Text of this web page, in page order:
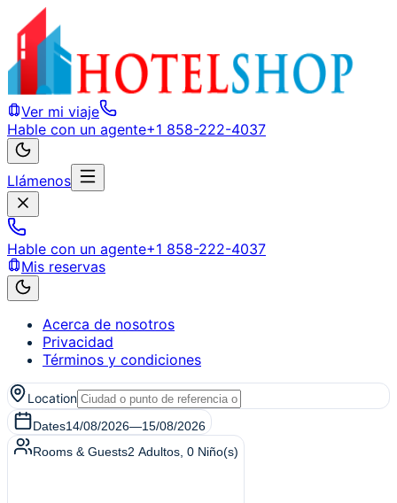
Ver mi viaje
Hable con un agente+1 858-222-4037
Llámenos
Hable con un agente+1 858-222-4037
Mis reservas
Acerca de nosotros
Privacidad
Términos y condiciones
Location
Dates14/08/2026—15/08/2026
Rooms & Guests2 Adultos 0 Niño(s)